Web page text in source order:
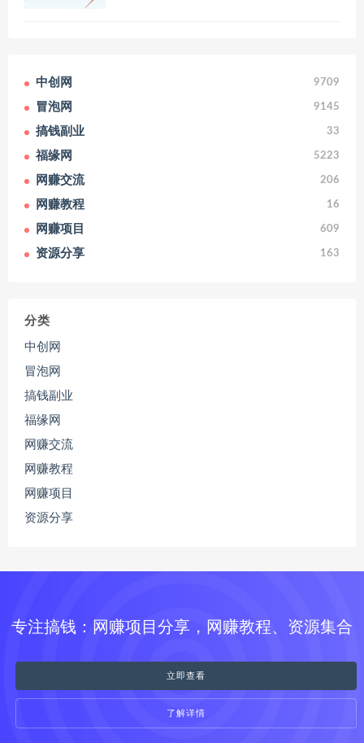
中创网 9709
冒泡网 9145
搞钱副业 33
福缘网 5223
网赚交流 206
网赚教程 16
网赚项目 609
资源分享 163
分类
中创网
冒泡网
搞钱副业
福缘网
网赚交流
网赚教程
网赚项目
资源分享
专注搞钱：网赚项目分享，网赚教程、资源集合
立即查看
了解详情